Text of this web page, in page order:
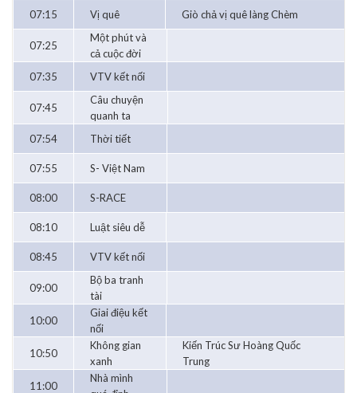
07:15 Vị quê Giò chả vị quê làng Chèm
07:25
Một phút và
cả cuộc đời
07:35
VTV kết nối
07:45
Câu chuyện
quanh ta
07:54
Thời tiết
07:55 S- Việt Nam
08:00 S-RACE
08:10 Luật siêu dễ
08:45 VTV kết nối
09:00
Bộ ba tranh
tài
10:00
Giai điệu kết
nối
10:50
Không gian
xanh
Kiến Trúc Sư Hoàng Quốc
Trung
11:00
Nhà mình